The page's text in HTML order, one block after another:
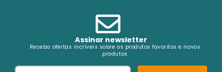
Assinar newsletter
Receba ofertas incríveis sobre os produtos favoritos e novos
produtos